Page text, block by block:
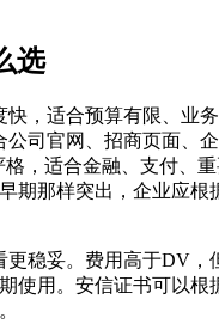
选
，适合预算有限、业
司官网、招商页面、
，适合金融、支付、
期那样突出，企业应根
稳妥。费用高于DV，
使用。安信证书可以根